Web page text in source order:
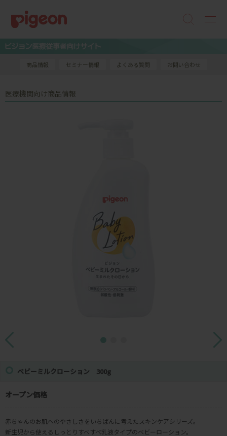
商品情報 セミナー情報 よくある質問 お問い合わせ
医療機関向け商品情報
ベビーミルクローション 300g
オープン価格
赤ちゃんのお肌へのやさしさをいちばんに考えたスキンケアシリーズ。
新生児から使えるしっとりすべすべ乳液タイプのベビーローション。